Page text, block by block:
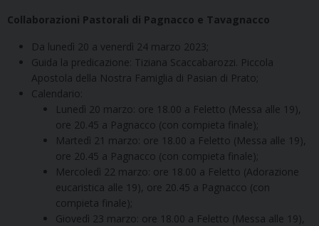
Collaborazioni Pastorali di Pagnacco e Tavagnacco
Da lunedì 20 a venerdì 24 marzo 2023;
Guida la predicazione: Tiziana Scaccabarozzi. Piccola
Apostola della Nostra Famiglia di Pasian di Prato;
Calendario:
Lunedì 20 marzo: ore 18.00 a Feletto (Messa alle 19),
ore 20.45 a Pagnacco (con compieta finale);
Martedì 21 marzo: ore 18.00 a Feletto (Messa alle 19),
ore 20.45 a Pagnacco (con compieta finale);
Mercoledì 22 marzo: ore 18.00 a Feletto (Adorazione
eucaristica alle 19), ore 20.45 a Pagnacco (con
compieta finale);
Giovedì 23 marzo: ore 18.00 a Feletto (Messa alle 19),